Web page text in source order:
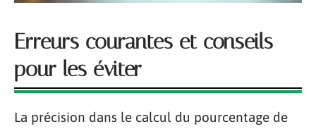
Erreurs courantes et conseils
pour les éviter
La précision dans le calcul du pourcentage de